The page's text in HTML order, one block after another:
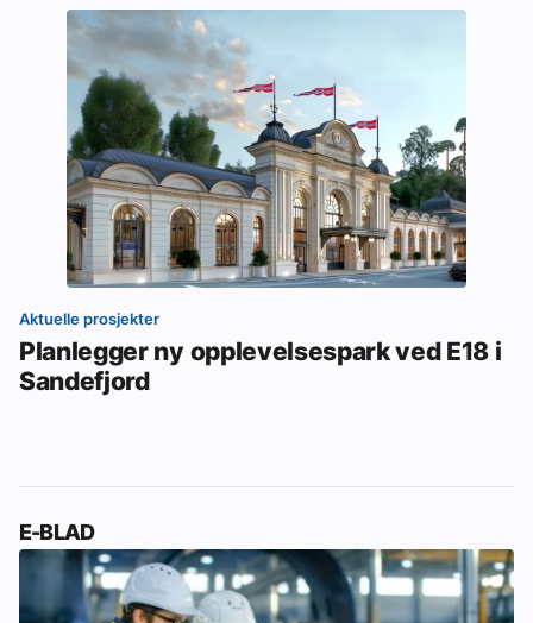
Aktuelle prosjekter
Planlegger ny opplevelsespark ved E18 i
Sandefjord
E-BLAD